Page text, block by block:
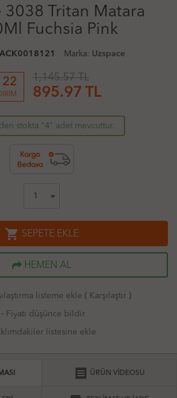
3038 Tritan Matara
Fuchsia Pink
ACK0018121 Marka: Uzspace
22 1,145.57 TL
895.97 TL
stokta "4" adet mevcuttur.
shopping_cart SEPETE EKLE
HEMEN AL
listeme ekle ( Karşılaştır)
· Fiyatı düşünce bildir
listesine ekle
receipt ÜRÜN VİDEOSU